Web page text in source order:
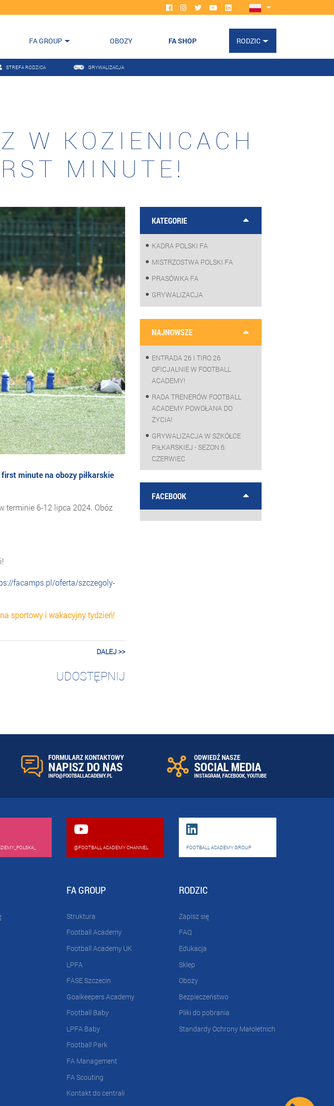
FA GROUP OBOZY FA SHOP RODZIC
STREFA RODZICA GRYWALIZACJA
W KOZIENICACH
MINUTE!
minute na obozy piłkarskie
terminie 6-12 lipca 2024. Obóz
facamps.pl/oferta/szczegoly-
sportowy i wakacyjny tydzień!
DALEJ >>
UDOSTĘPNIJ
KATEGORIE
KADRA POLSKI FA
MISTRZOSTWA POLSKI FA
PRASÓWKA FA
GRYWALIZACJA
NAJNOWSZE
ENTRADA 26 I TIRO 26
OFICJALNIE W FOOTBALL
ACADEMY!
RADA TRENERÓW FOOTBALL
ACADEMY POWOŁANA DO
ŻYCIA!
GRYWALIZACJA W SZKÓŁCE
PIŁKARSKIEJ - SEZON 6:
CZERWIEC
FACEBOOK
FORMULARZ KONTAKTOWY
NAPISZ DO NAS
INFO@FOOTBALLACADEMY.PL
ODWIEDŹ NASZE
SOCIAL MEDIA
INSTAGRAM,FACEBOOK,YOUTUBE
@FOOTBALL ACADEMY CHANNEL FOOTBALL ACADEMY GROUP
FA GROUP
Struktura
Football Academy
Football Academy UK
LPFA
FASE Szczecin
Goalkeepers Academy
Football Baby
LPFA Baby
Football Park
FA Management
FA Scouting
Kontakt do centrali
RODZIC
Zapisz się
FAQ
Edukacja
Sklep
Obozy
Bezpieczeństwo
Pliki do pobrania
Standardy Ochrony Małoletnich